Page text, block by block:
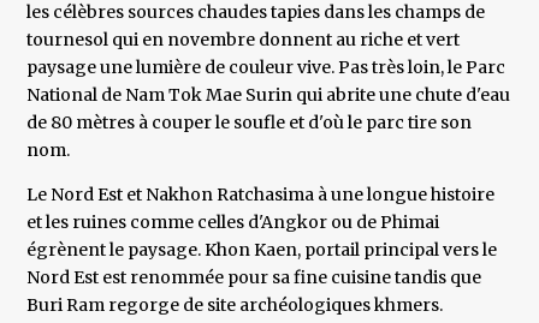
les célèbres sources chaudes tapies dans les champs de
tournesol qui en novembre donnent au riche et vert
paysage une lumière de couleur vive. Pas très loin, le Parc
National de Nam Tok Mae Surin qui abrite une chute d'eau
de 80 mètres à couper le soufle et d'où le parc tire son
nom.
Le Nord Est et Nakhon Ratchasima à une longue histoire
et les ruines comme celles d'Angkor ou de Phimai
égrènent le paysage. Khon Kaen, portail principal vers le
Nord Est est renommée pour sa fine cuisine tandis que
Buri Ram regorge de site archéologiques khmers.